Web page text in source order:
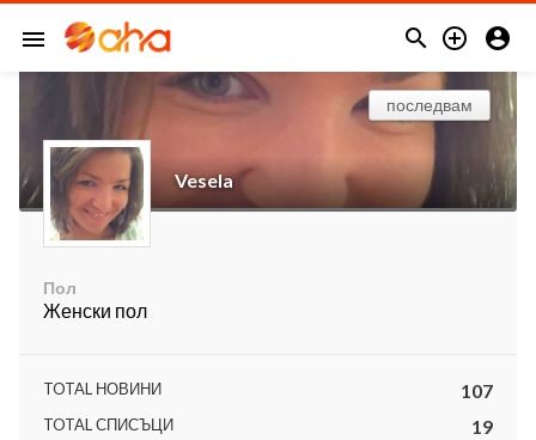
menu   
Vesela
последвам
Пол
Женски пол
TOTAL НОВИНИ 107
TOTAL СПИСЪЦИ 19